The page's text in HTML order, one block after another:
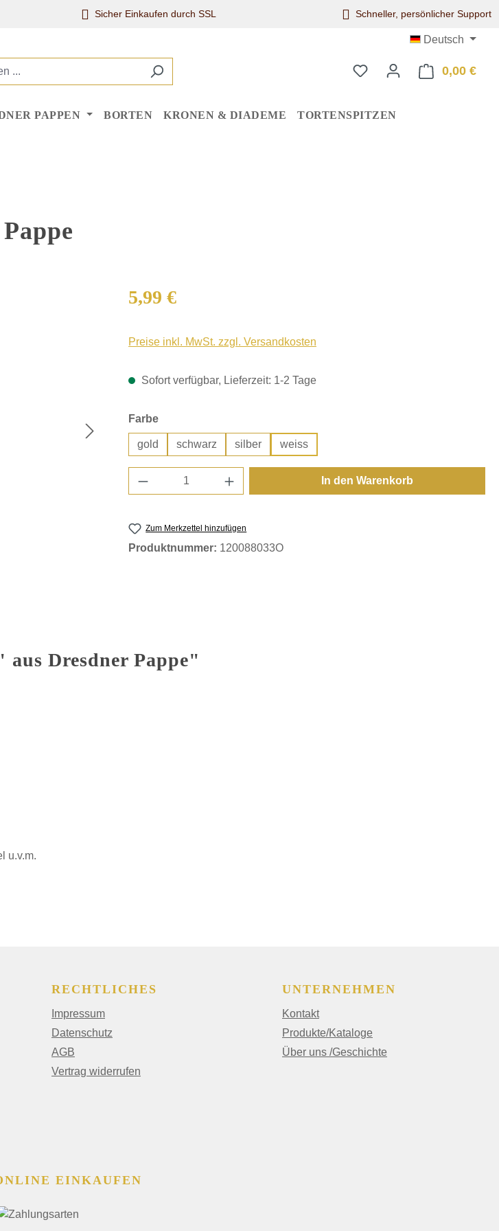
Sicher Einkaufen durch SSL Schneller, persönlicher Support
Deutsch
0,00 €
PAPPEN BORTEN KRONEN & DIADEME TORTENSPITZEN
Regulärer Preis:
5,99 €
Preise inkl. MwSt. zzgl. Versandkosten
Sofort verfügbar, Lieferzeit: 1-2 Tage
Farbeauswählen
gold schwarz silber weiss
Produkt Anzahl: Gib den gewünschten Wert ein
In den Warenkorb
Zum Merkzettel hinzufügen
Produktnummer: 120088033O
Dresdner Pappe"
u.v.m.
RECHTLICHES
Impressum
Datenschutz
AGB
Vertrag widerrufen
UNTERNEHMEN
Kontakt
Produkte/Kataloge
Über uns /Geschichte
EINKAUFEN